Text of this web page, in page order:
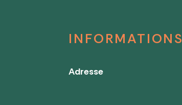
INFORMATIONS
Adresse